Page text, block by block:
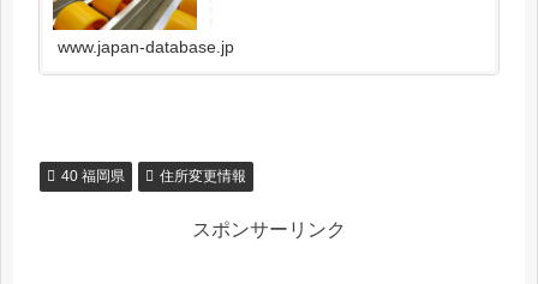
www.japan-database.jp
40 福岡県 住所変更情報
スポンサーリンク